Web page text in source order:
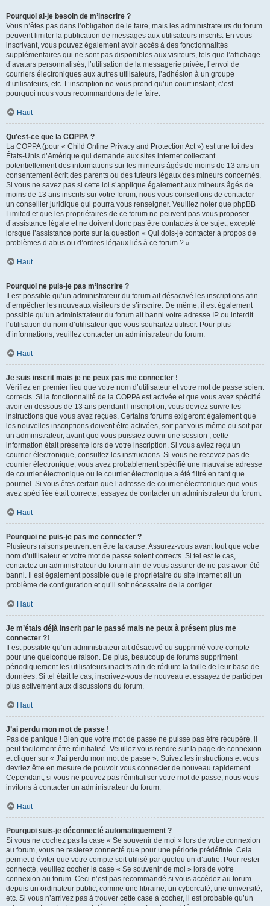
Pourquoi ai-je besoin de m’inscrire ?
Vous n’êtes pas dans l’obligation de le faire, mais les administrateurs du forum
peuvent limiter la publication de messages aux utilisateurs inscrits. En vous
inscrivant, vous pouvez également avoir accès à des fonctionnalités
supplémentaires qui ne sont pas disponibles aux visiteurs, tels que l’affichage
d’avatars personnalisés, l’utilisation de la messagerie privée, l’envoi de
courriers électroniques aux autres utilisateurs, l’adhésion à un groupe
d’utilisateurs, etc. L’inscription ne vous prend qu’un court instant, c’est
pourquoi nous vous recommandons de le faire.
Haut
Qu’est-ce que la COPPA ?
La COPPA (pour « Child Online Privacy and Protection Act ») est une loi des
États-Unis d’Amérique qui demande aux sites internet collectant
potentiellement des informations sur les mineurs âgés de moins de 13 ans un
consentement écrit des parents ou des tuteurs légaux des mineurs concernés.
Si vous ne savez pas si cette loi s’applique également aux mineurs âgés de
moins de 13 ans inscrits sur votre forum, nous vous conseillons de contacter
un conseiller juridique qui pourra vous renseigner. Veuillez noter que phpBB
Limited et que les propriétaires de ce forum ne peuvent pas vous proposer
d’assistance légale et ne doivent donc pas être contactés à ce sujet, excepté
lorsque l’assistance porte sur la question « Qui dois-je contacter à propos de
problèmes d’abus ou d’ordres légaux liés à ce forum ? ».
Haut
Pourquoi ne puis-je pas m’inscrire ?
Il est possible qu’un administrateur du forum ait désactivé les inscriptions afin
d’empêcher les nouveaux visiteurs de s’inscrire. De même, il est également
possible qu’un administrateur du forum ait banni votre adresse IP ou interdit
l’utilisation du nom d’utilisateur que vous souhaitez utiliser. Pour plus
d’informations, veuillez contacter un administrateur du forum.
Haut
Je suis inscrit mais je ne peux pas me connecter !
Vérifiez en premier lieu que votre nom d’utilisateur et votre mot de passe soient
corrects. Si la fonctionnalité de la COPPA est activée et que vous avez spécifié
avoir en dessous de 13 ans pendant l’inscription, vous devrez suivre les
instructions que vous avez reçues. Certains forums exigeront également que
les nouvelles inscriptions doivent être activées, soit par vous-même ou soit par
un administrateur, avant que vous puissiez ouvrir une session ; cette
information était présente lors de votre inscription. Si vous aviez reçu un
courrier électronique, consultez les instructions. Si vous ne recevez pas de
courrier électronique, vous avez probablement spécifié une mauvaise adresse
de courrier électronique ou le courrier électronique a été filtré en tant que
pourriel. Si vous êtes certain que l’adresse de courrier électronique que vous
avez spécifiée était correcte, essayez de contacter un administrateur du forum.
Haut
Pourquoi ne puis-je pas me connecter ?
Plusieurs raisons peuvent en être la cause. Assurez-vous avant tout que votre
nom d’utilisateur et votre mot de passe soient corrects. Si tel est le cas,
contactez un administrateur du forum afin de vous assurer de ne pas avoir été
banni. Il est également possible que le propriétaire du site internet ait un
problème de configuration et qu’il soit nécessaire de la corriger.
Haut
Je m’étais déjà inscrit par le passé mais ne peux à présent plus me
connecter ?!
Il est possible qu’un administrateur ait désactivé ou supprimé votre compte
pour une quelconque raison. De plus, beaucoup de forums suppriment
périodiquement les utilisateurs inactifs afin de réduire la taille de leur base de
données. Si tel était le cas, inscrivez-vous de nouveau et essayez de participer
plus activement aux discussions du forum.
Haut
J’ai perdu mon mot de passe !
Pas de panique ! Bien que votre mot de passe ne puisse pas être récupéré, il
peut facilement être réinitialisé. Veuillez vous rendre sur la page de connexion
et cliquer sur « J’ai perdu mon mot de passe ». Suivez les instructions et vous
devriez être en mesure de pouvoir vous connecter de nouveau rapidement.
Cependant, si vous ne pouvez pas réinitialiser votre mot de passe, nous vous
invitons à contacter un administrateur du forum.
Haut
Pourquoi suis-je déconnecté automatiquement ?
Si vous ne cochez pas la case « Se souvenir de moi » lors de votre connexion
au forum, vous ne resterez connecté que pour une période prédéfinie. Cela
permet d’éviter que votre compte soit utilisé par quelqu’un d’autre. Pour rester
connecté, veuillez cocher la case « Se souvenir de moi » lors de votre
connexion au forum. Ceci n’est pas recommandé si vous accédez au forum
depuis un ordinateur public, comme une librairie, un cybercafé, une université,
etc. Si vous n’arrivez pas à trouver cette case à cocher, il est probable qu’un